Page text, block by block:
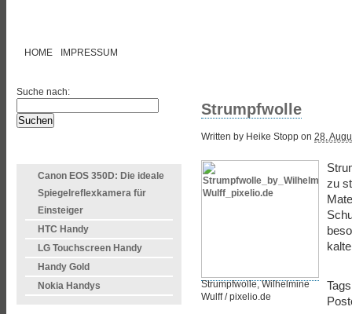
HOME IMPRESSUM
Suche nach:
Canon EOS 350D: Die ideale
Spiegelreflexkamera für
Einsteiger
HTC Handy
LG Touchscreen Handy
Handy Gold
Nokia Handys
Strumpfwolle
Written by Heike Stopp on 28.
Strumpfwolle, Wilhelmine
Wulff / pixelio.de
zu